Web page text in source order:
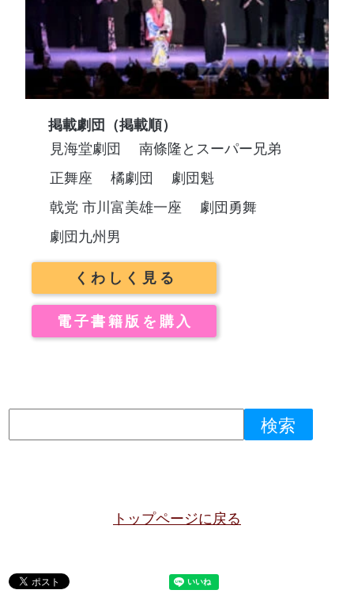
掲載劇団（掲載順）
見海堂劇団
南條隆とスーパー兄弟
正舞座
橘劇団
劇団魁
戟党 市川富美雄一座
劇団勇舞
劇団九州男
くわしく見る
電子書籍版を購入
トップページに戻る